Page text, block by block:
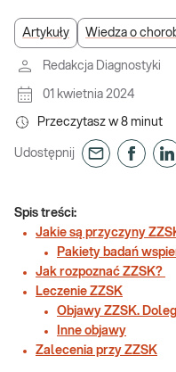
Artykuły Wiedza o
Redakcja Diagnostyki
01 kwietnia 2024
Przeczytasz w 8 minut
Udostępnij
Spis treści:
Jakie są przyczyny
Pakiety badań
Jak rozpoznać ZZSK?
Leczenie ZZSK
Objawy ZZSK.
Inne objawy
Zalecenia przy ZZSK